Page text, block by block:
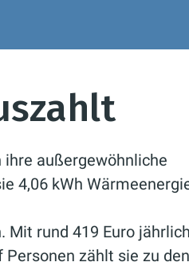
ihre außergewöhnliche
4,06 kWh
Mit rund 419 Euro
zählt sie zu den